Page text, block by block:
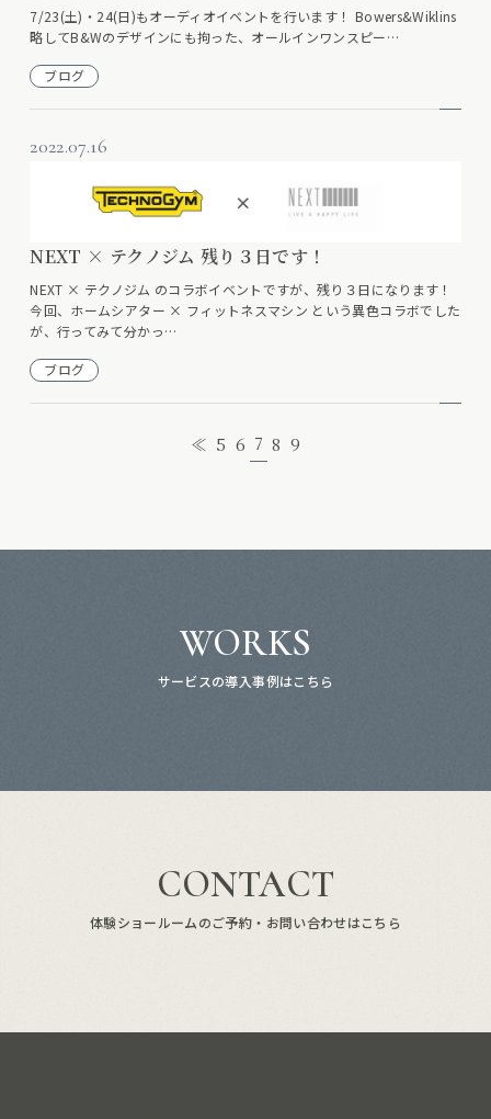
7/23(土)・24(日)もオーディオイベントを行います！ Bowers&Wiklins
略してB&Wのデザインにも拘った、オールインワンスピー…
ブログ
2022.07.16
NEXT × テクノジム 残り３日です！
NEXT × テクノジム のコラボイベントですが、残り３日になります！
今回、ホームシアター × フィットネスマシン という異色コラボでした
が、行ってみて分かっ…
ブログ
≪ 5 6 7 8 9
WORKS
サービスの導入事例はこちら
CONTACT
体験ショールームのご予約・お問い合わせはこちら